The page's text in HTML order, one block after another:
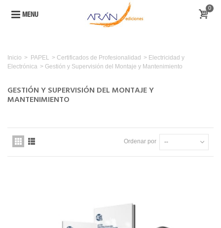
MENU
0
Inicio > PAPEL > Certificados de Profesionalidad > Electricidad y
Electrónica > Gestión y Supervisión del Montaje y Mantenimiento
GESTIÓN Y SUPERVISIÓN DEL MONTAJE Y
MANTENIMIENTO
Ordenar por --